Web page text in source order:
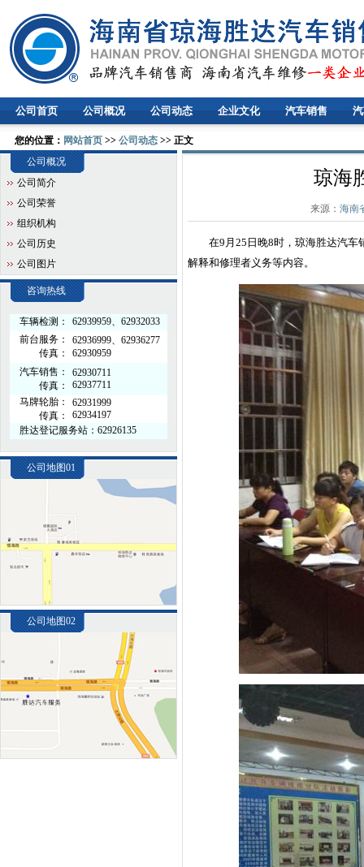
公司首页 公司概况 公司动态 企业文化 汽车销售
您的位置： 网站首页 >> 公司动态 >> 正文
公司概况
公司简介
公司荣誉
组织机构
公司历史
公司图片
咨询热线
车辆检测：
62939959、62932033
前台服务：
传真：
62936999、62936277
62930959
汽车销售：
传真：
62930711
62937711
马牌轮胎：
传真：
62931999
62934197
胜达登记服务站：62926135
公司地图01
公司地图02
琼海
来源： 海南
在9月25日晚8时，琼海胜达汽车销
解释和修理者义务等内容。